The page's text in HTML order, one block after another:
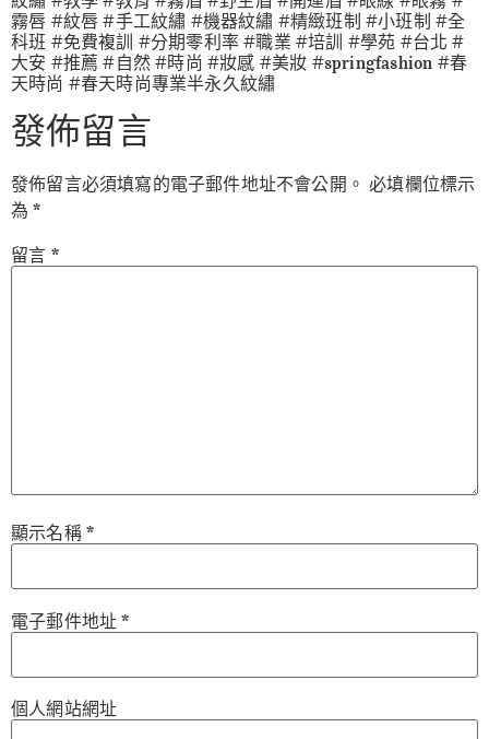
霧唇 #紋唇 #手工紋繡 #機器紋繡 #精緻班制 #小班制 #全
科班 #免費複訓 #分期零利率 #職業 #培訓 #學苑 #台北 #
大安 #推薦 #自然 #時尚 #妝感 #美妝 #springfashion #春
天時尚 #春天時尚專業半永久紋繡
發佈留言
發佈留言必須填寫的電子郵件地址不會公開。 必填欄位標示
為*
留言 *
顯示名稱 *
電子郵件地址*
個人網站網址